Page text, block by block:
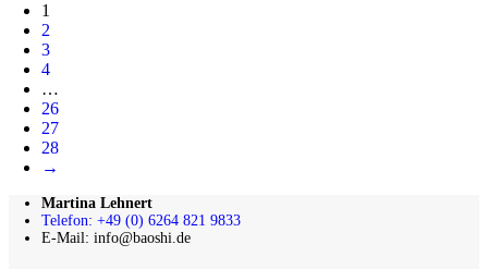
1
2
3
4
…
26
27
28
→
Martina Lehnert
Telefon: +49 (0) 6264 821 9833
E-Mail: info@baoshi.de